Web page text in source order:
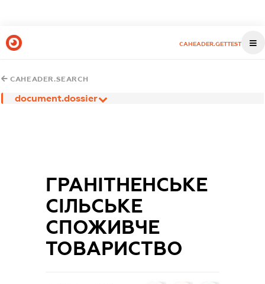
CAHEADER.GETTEST
CAHEADER.SEARCH
document.dossier
ГРАНІТНЕНСЬКЕ
СІЛЬСЬКЕ
СПОЖИВЧЕ
ТОВАРИСТВО